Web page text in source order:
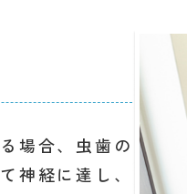
場合、虫歯の
神経に達し、